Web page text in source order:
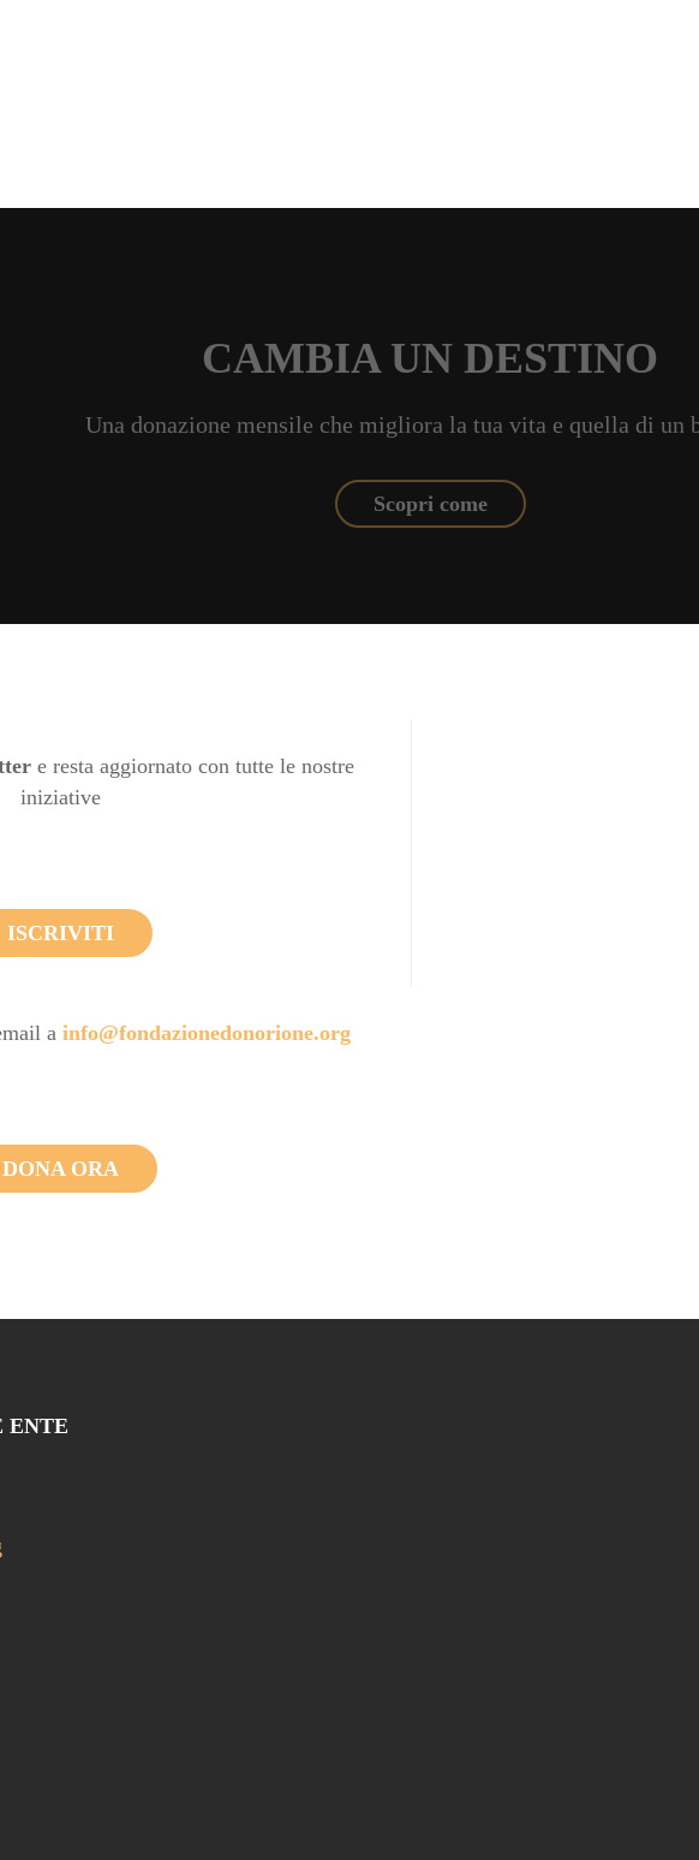
CAMBIA UN DESTINO
Una donazione mensile che migliora la tua vita e quella di un
Scopri come
e resta aggiornato con tutte le nostre
iniziative
ISCRIVITI
a info@fondazionedonorione.org
DONA ORA
ENTE